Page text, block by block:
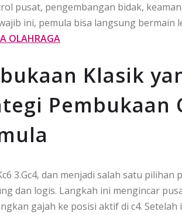
pusat, pengembangan bidak,
ini, pemula bisa langsung bermain
OLAHRAGA
Klasik
Pembukaan
3.Gc4, dan menjadi salah satu
dan logis. Langkah ini mengincar
gajah ke posisi aktif di c4. Setelah